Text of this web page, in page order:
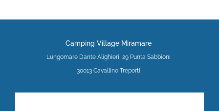
Camping Village Miramare
Lungomare Dante Alighieri, 29 Punta Sabbioni
30013 Cavallino Treporti